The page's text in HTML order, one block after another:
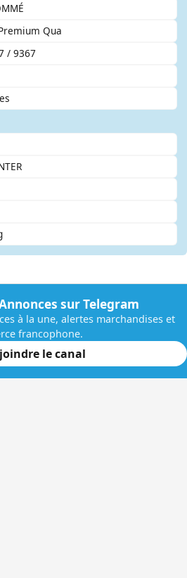
Qua
/ 9367
sur Telegram
à la une, alertes marchandises et
francophone.
le canal